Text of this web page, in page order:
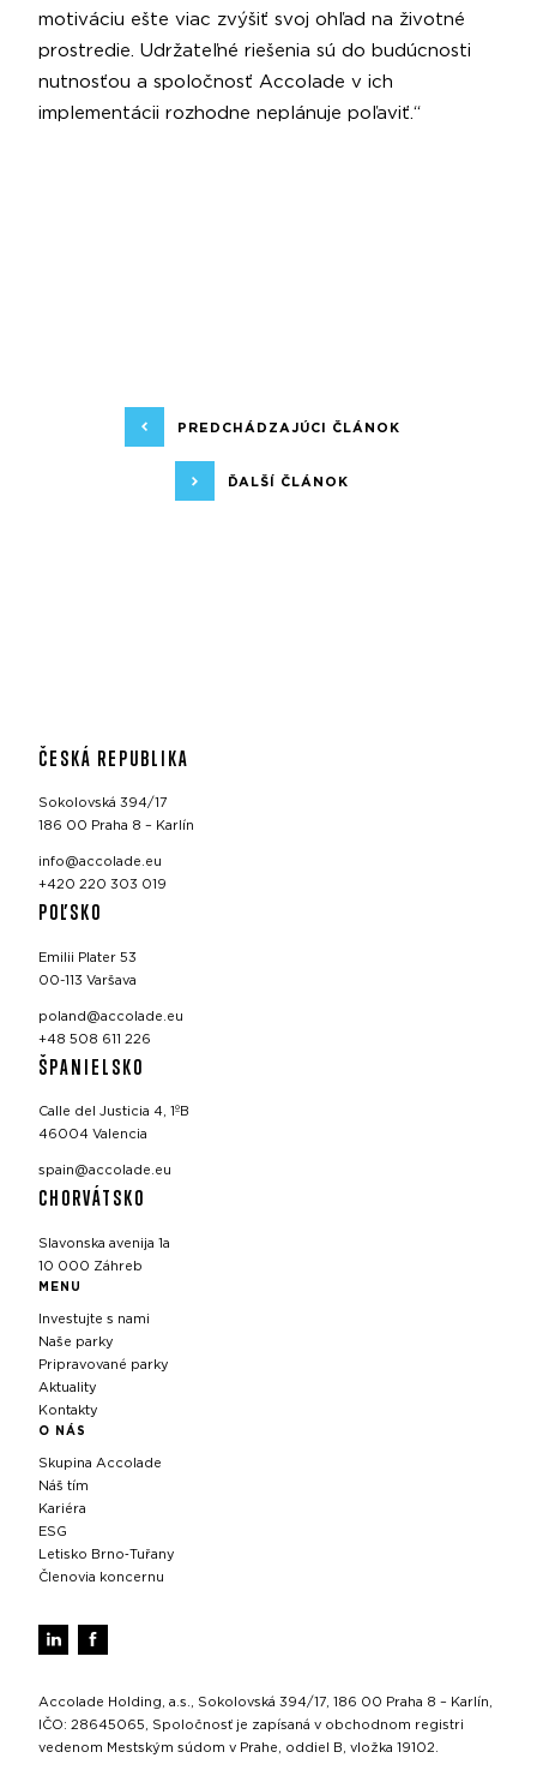
motiváciu ešte viac zvýšiť svoj ohľad na životné
prostredie. Udržateľné riešenia sú do budúcnosti
nutnosťou a spoločnosť Accolade v ich
implementácii rozhodne neplánuje poľaviť.“
PREDCHÁDZAJÚCI ČLÁNOK
ĎALŠÍ ČLÁNOK
ČESKÁ REPUBLIKA
Sokolovská 394/17
186 00 Praha 8 – Karlín
info@accolade.eu
+420 220 303 019
POĽSKO
Emilii Plater 53
00-113 Varšava
poland@accolade.eu
+48 508 611 226
ŠPANIELSKO
Calle del Justicia 4, 1ºB
46004 Valencia
spain@accolade.eu
CHORVÁTSKO
Slavonska avenija 1a
10 000 Záhreb
MENU
Investujte s nami
Naše parky
Pripravované parky
Aktuality
Kontakty
O NÁS
Skupina Accolade
Náš tím
Kariéra
ESG
Letisko Brno‑Tuřany
Členovia koncernu
Accolade Holding, a.s., Sokolovská 394/17, 186 00 Praha 8 – Karlín,
IČO: 28645065, Spoločnosť je zapísaná v obchodnom registri
vedenom Mestským súdom v Prahe, oddiel B, vložka 19102.